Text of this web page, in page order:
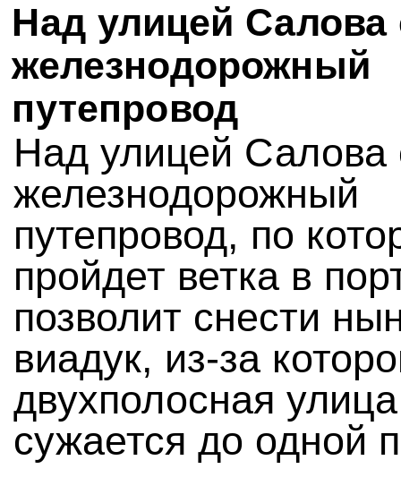
Над улицей Салова
железнодорожный
путепровод
Над улицей Салова
железнодорожный
путепровод, по
пройдет ветка в
позволит снести
виадук, из-за
двухполосная улица
сужается до одной